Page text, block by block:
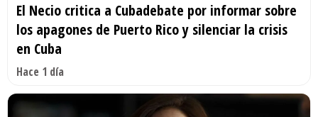
El Necio critica a Cubadebate por informar sobre
los apagones de Puerto Rico y silenciar la crisis
en Cuba
Hace 1 día